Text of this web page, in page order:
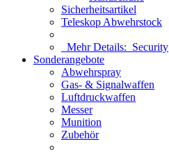
Sicherheitsartikel
Teleskop Abwehrstock
Mehr Details: Security
Sonderangebote
Abwehrspray
Gas- & Signalwaffen
Luftdruckwaffen
Messer
Munition
Zubehör